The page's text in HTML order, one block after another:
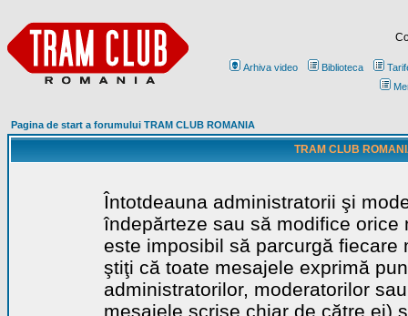
Arhiva video Biblioteca
Pagina de start a forumului TRAM CLUB ROMANIA
TRAM CLUB
Întotdeauna administratorii şi
îndepărteze sau să modifice
este imposibil să parcurgă
ştiţi că toate mesajele exprimă
administratorilor, moderatorilor
mesajele scrise chiar de către ei)